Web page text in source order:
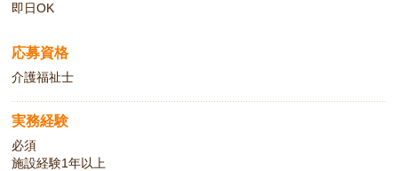
即日OK
応募資格
介護福祉士
実務経験
必須
施設経験1年以上